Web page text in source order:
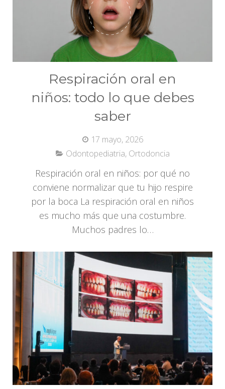
Respiración oral en
niños: todo lo que debes
saber
17 mayo, 2026
Odontopediatria, Ortodoncia
Respiración oral en niños: por qué no
conviene normalizar que tu hijo respire
por la boca La respiración oral en niños
es mucho más que una costumbre.
Muchos padres lo…